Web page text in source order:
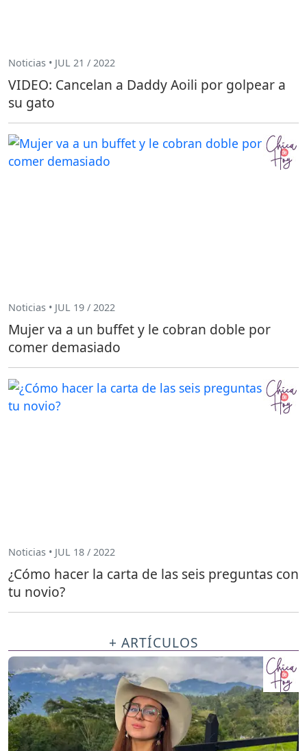
Noticias • JUL 21 / 2022
VIDEO: Cancelan a Daddy Aoili por golpear a
su gato
Noticias • JUL 19 / 2022
Mujer va a un buffet y le cobran doble por
comer demasiado
Noticias • JUL 18 / 2022
¿Cómo hacer la carta de las seis preguntas con
tu novio?
+ ARTÍCULOS